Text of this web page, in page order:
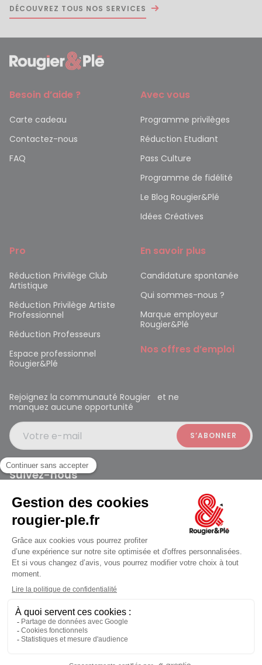
Ferme à 19:30
DÉCOUVREZ TOUS NOS SERVICES
Besoin d’aide ?
Carte cadeau
Contactez-nous
FAQ
Avec vous
Programme privilèges
Réduction Etudiant
Pass Culture
Programme de fidélité
Le Blog Rougier&Plé
Idées Créatives
Pro
Réduction Privilège Club
Artistique
Réduction Privilège Artiste
Professionnel
Réduction Professeurs
Espace professionnel
Rougier&Plé
En savoir plus
Candidature spontanée
Qui sommes-nous ?
Marque employeur
Rougier&Plé
Nos offres d’emploi
Rejoignez la communauté Rougier et ne
manquez aucune opportunité
Votre e-mail
Suivez-nous
Rougier et Plé 2024 Copyright
Mentions légales
Conditions générales des ventes
Données personnelles
Paiement sécurisé